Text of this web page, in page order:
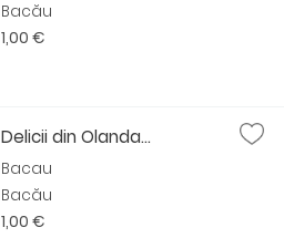
Bacău
1,00 €
Delicii din Olanda...
Bacau
Bacău
1,00 €